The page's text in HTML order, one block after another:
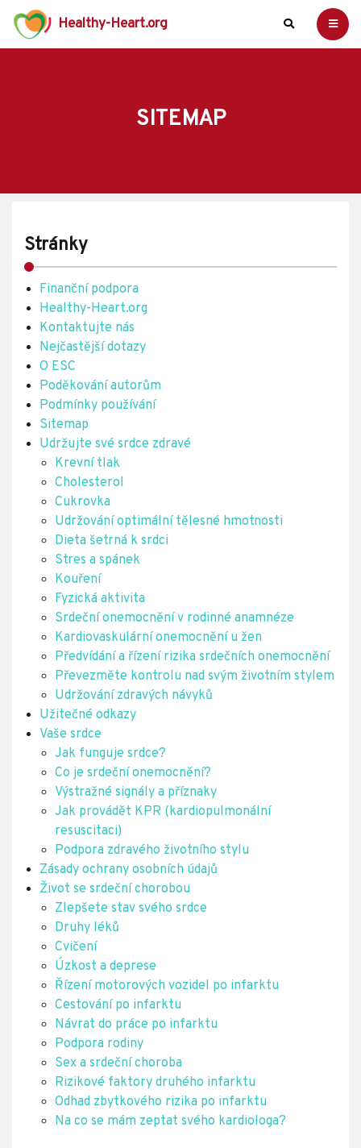
Healthy-Heart.org
SITEMAP
Stránky
Finanční podpora
Healthy-Heart.org
Kontaktujte nás
Nejčastější dotazy
O ESC
Poděkování autorům
Podmínky používání
Sitemap
Udržujte své srdce zdravé
Krevní tlak
Cholesterol
Cukrovka
Udržování optimální tělesné hmotnosti
Dieta šetrná k srdci
Stres a spánek
Kouření
Fyzická aktivita
Srdeční onemocnění v rodinné anamnéze
Kardiovaskulární onemocnění u žen
Předvídání a řízení rizika srdečních onemocnění
Převezměte kontrolu nad svým životním stylem
Udržování zdravých návyků
Užitečné odkazy
Vaše srdce
Jak funguje srdce?
Co je srdeční onemocnění?
Výstražné signály a příznaky
Jak provádět KPR (kardiopulmonální
resuscitaci)
Podpora zdravého životního stylu
Zásady ochrany osobních údajů
Život se srdeční chorobou
Zlepšete stav svého srdce
Druhy léků
Cvičení
Úzkost a deprese
Řízení motorových vozidel po infarktu
Cestování po infarktu
Návrat do práce po infarktu
Podpora rodiny
Sex a srdeční choroba
Rizikové faktory druhého infarktu
Odhad zbytkového rizika po infarktu
Na co se mám zeptat svého kardiologa?